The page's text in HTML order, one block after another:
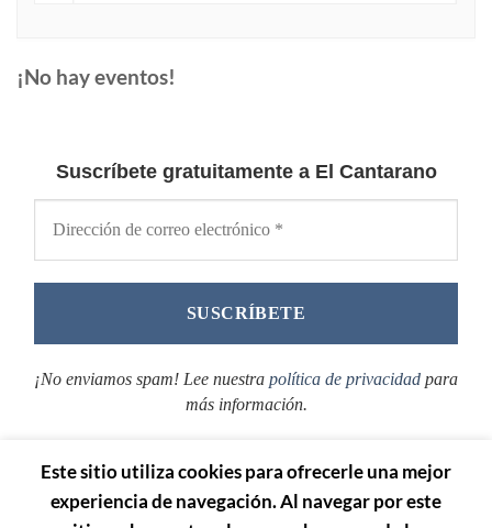
¡No hay eventos!
Suscríbete gratuitamente a El Cantarano
¡No enviamos spam! Lee nuestra política de privacidad para
más información.
Este sitio utiliza cookies para ofrecerle una mejor
experiencia de navegación. Al navegar por este